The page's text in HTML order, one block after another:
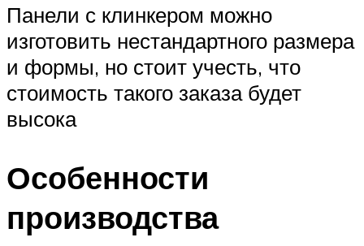
Панели с клинкером можно
изготовить нестандартного размера
и формы, но стоит учесть, что
стоимость такого заказа будет
высока
Особенности
производства